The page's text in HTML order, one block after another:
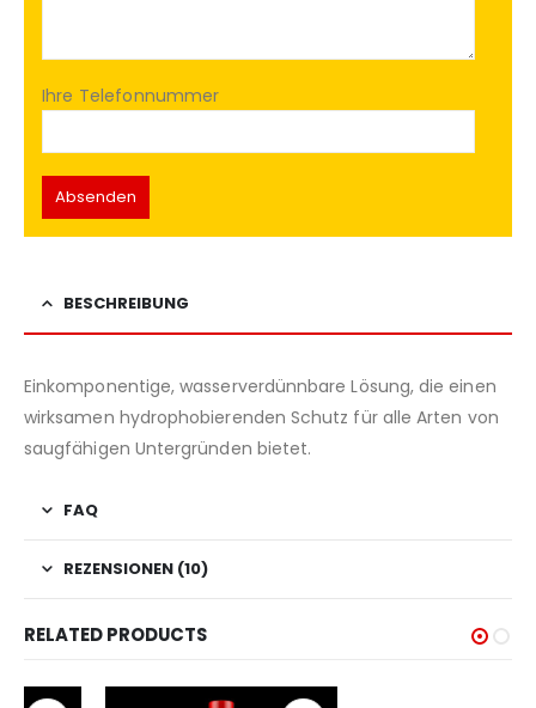
Ihre Telefonnummer
BESCHREIBUNG
Einkomponentige, wasserverdünnbare Lösung, die einen
wirksamen hydrophobierenden Schutz für alle Arten von
saugfähigen Untergründen bietet.
FAQ
REZENSIONEN (10)
RELATED PRODUCTS